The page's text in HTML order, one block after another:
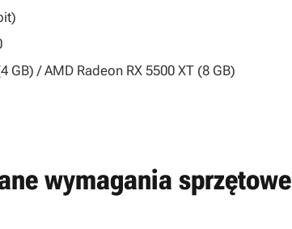
GB) / AMD Radeon RX 5500 XT (8 GB)
wymagania sprzętowe